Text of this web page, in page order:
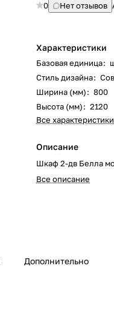
0 Нет отзывов
Характеристики
Базовая единица:
Стиль дизайна:
Ширина (мм): 800
Высота (мм): 2120
Все характеристики
Описание
Шкаф 2-дв Белла
Все описание
Дополнительно